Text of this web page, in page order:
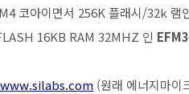
코아이면서 256K 플래시/32k 램
16KB RAM 32MHZ 인
www.silabs.com (원래 에너지마이